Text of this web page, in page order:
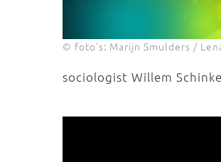
© foto's: Marijn Smulders /
sociologist Willem